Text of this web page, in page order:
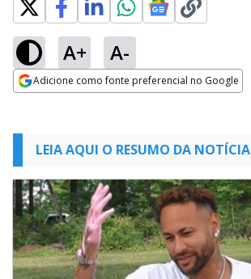
A+ A-
Adicione como fonte preferencial no Google
LEIA AQUI O RESUMO DA NOTÍCIA